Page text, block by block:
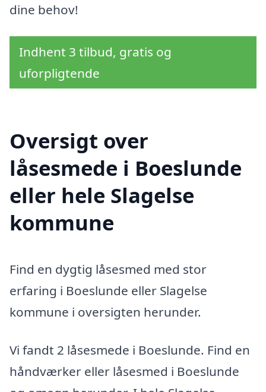
dine behov!
Indhent 3 tilbud, gratis og
uforpligtende
Oversigt over
låsesmede i Boeslunde
eller hele Slagelse
kommune
Find en dygtig låsesmed med stor
erfaring i Boeslunde eller Slagelse
kommune i oversigten herunder.
Vi fandt 2 låsesmede i Boeslunde. Find en
håndværker eller låsesmed i Boeslunde